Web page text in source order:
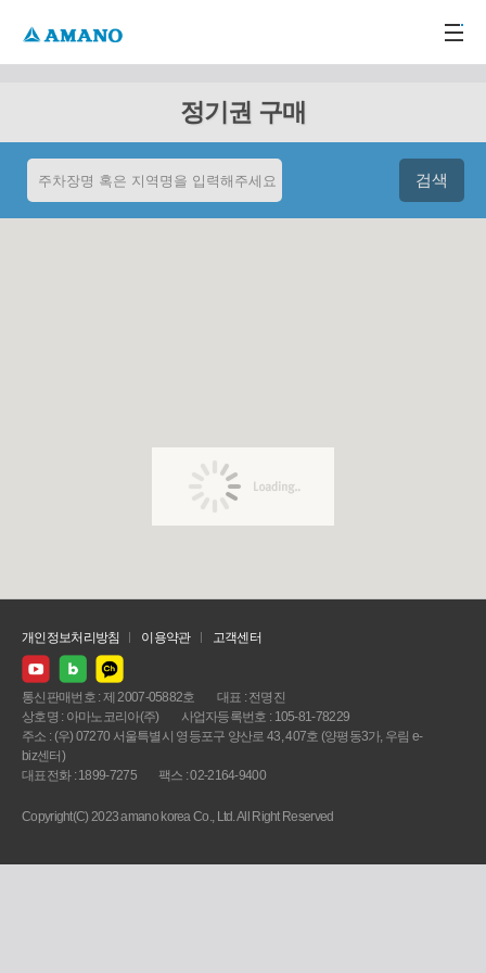
정기권 구매
개인정보처리방침 이용약관 고객센터
통신판매번호 : 제 2007-05882호
대표 : 전명진
상호명 : 아마노코리아(주)
사업자등록번호 : 105-81-78229
주소 : (우) 07270 서울특별시 영등포구 양산로 43, 407호 (양평동3가, 우림 e-
biz센터)
대표전화 : 1899-7275
팩스 : 02-2164-9400
Copyright(C) 2023 amano korea Co., Ltd. All Right Reserved